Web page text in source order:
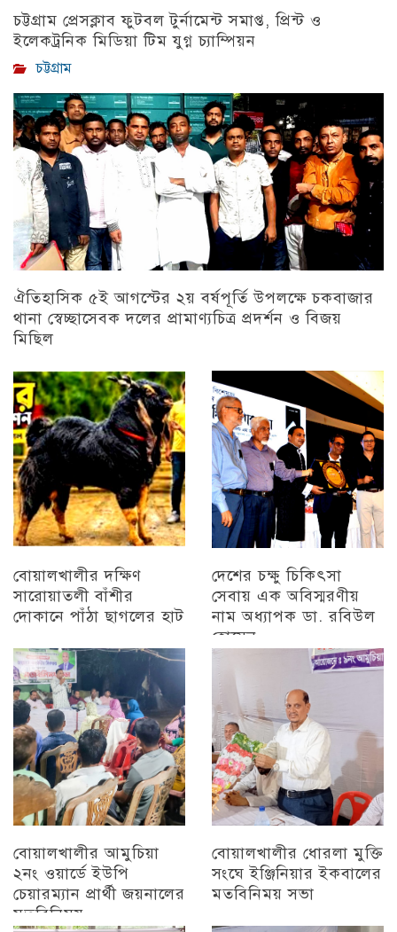
চট্টগ্রাম প্রেসক্লাব ফুটবল টুর্নামেন্ট সমাপ্ত, প্রিন্ট ও
ইলেকট্রনিক মিডিয়া টিম যুগ্ন চ্যাম্পিয়ন
চট্টগ্রাম
ঐতিহাসিক ৫ই আগস্টের ২য় বর্ষপূর্তি উপলক্ষে চকবাজার
থানা স্বেচ্ছাসেবক দলের প্রামাণ্যচিত্র প্রদর্শন ও বিজয়
মিছিল
চট্টগ্রাম
বোয়ালখালীর দক্ষিণ
সারোয়াতলী বাঁশীর
দোকানে পাঁঠা ছাগলের হাট
চট্টগ্রাম
দেশের চক্ষু চিকিৎসা
সেবায় এক অবিস্মরণীয়
নাম অধ্যাপক ডা. রবিউল
হোসেন
বোয়ালখালীর আমুচিয়া
২নং ওয়ার্ডে ইউপি
চেয়ারম্যান প্রার্থী জয়নালের
মতবিনিময়
বোয়ালখালীর ধোরলা মুক্তি
সংঘে ইঞ্জিনিয়ার ইকবালের
মতবিনিময় সভা
চট্টগ্রাম